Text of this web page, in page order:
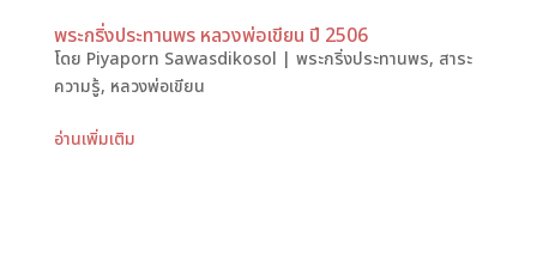
พระกริ่งประทานพร หลวงพ่อเขียน ปี 2506
โดย Piyaporn Sawasdikosol | พระกริ่งประทานพร, สาระ
ความรู้, หลวงพ่อเขียน
อ่านเพิ่มเติม